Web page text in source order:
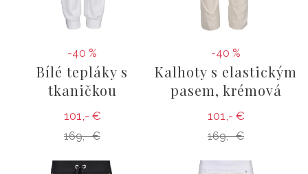
-40 %
Bílé tepláky s
tkaničkou
101,- €
169,- €
-40 %
Kalhoty s elastickým
pasem, krémová
101,- €
169,- €